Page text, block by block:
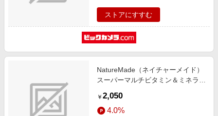
ストアにすすむ
NatureMade（ネイチャーメイド）
スーパーマルチビタミン＆ミネラル
￥ 2,050
4.0%